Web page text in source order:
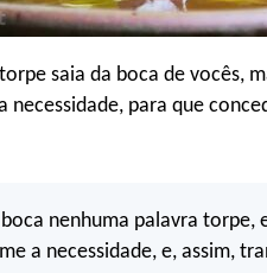
saia da boca de vocês,
para que
nenhuma palavra
a necessidade, e, assim,